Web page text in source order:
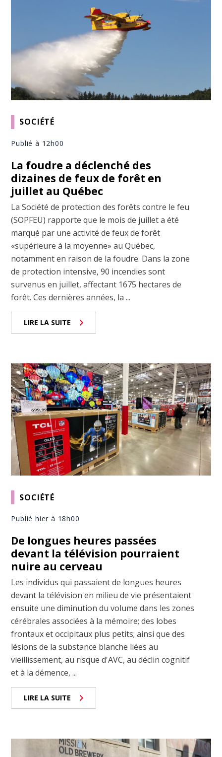
SOCIÉTÉ
Publié à 12h00
La foudre a déclenché des
dizaines de feux de forêt en
juillet au Québec
La Société de protection des forêts contre le feu
(SOPFEU) rapporte que le mois de juillet a été
marqué par une activité de feux de forêt
«supérieure à la moyenne» au Québec,
notamment en raison de la foudre. Dans la zone
de protection intensive, 90 incendies sont
survenus en juillet, affectant 1675 hectares de
forêt. Ces dernières années, la ...
LIRE LA SUITE
SOCIÉTÉ
Publié hier à 18h00
De longues heures passées
devant la télévision pourraient
nuire au cerveau
Les individus qui passaient de longues heures
devant la télévision en milieu de vie présentaient
ensuite une diminution du volume dans les zones
cérébrales associées à la mémoire; des lobes
frontaux et occipitaux plus petits; ainsi que des
lésions de la substance blanche liées au
vieillissement, au risque d'AVC, au déclin cognitif
et à la démence, ...
LIRE LA SUITE